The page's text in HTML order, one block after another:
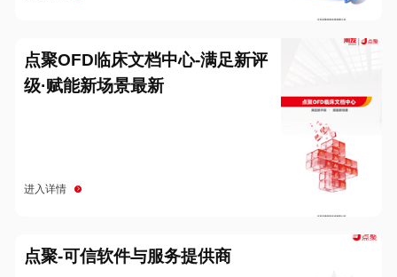
点聚OFD临床文档中心-满足新评
级·赋能新场景最新
进入详情
点聚-可信软件与服务提供商